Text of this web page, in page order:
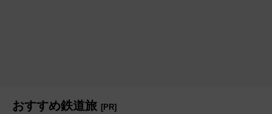
おすすめ鉄道旅 [PR]